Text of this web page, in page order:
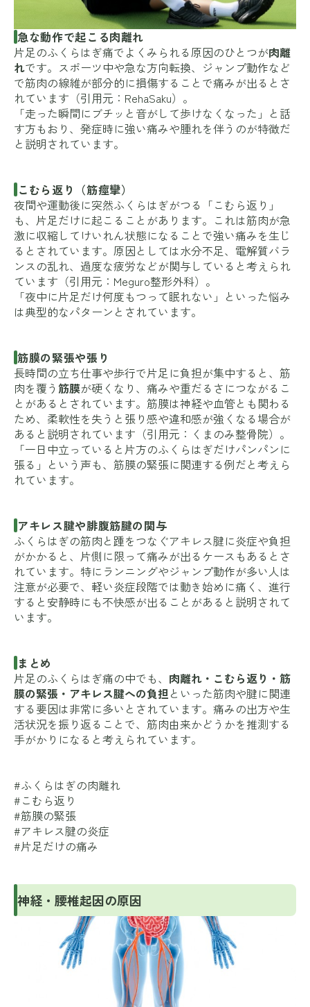
急な動作で起こる肉離れ
片足のふくらはぎ痛でよくみられる原因のひとつが肉離
れです。スポーツ中や急な方向転換、ジャンプ動作など
で筋肉の線維が部分的に損傷することで痛みが出るとさ
れています（引用元： RehaSaku）。
「走った瞬間にブチッと音がして歩けなくなった」と話
す方もおり、発症時に強い痛みや腫れを伴うのが特徴だ
と説明されています。
こむら返り（筋痙攣）
夜間や運動後に突然ふくらはぎがつる「こむら返り」
も、片足だけに起こることがあります。これは筋肉が急
激に収縮してけいれん状態になることで強い痛みを生じ
るとされています。原因としては水分不足、電解質バラ
ンスの乱れ、過度な疲労などが関与していると考えられ
ています（引用元： Meguro整形外科）。
「夜中に片足だけ何度もつって眠れない」といった悩み
は典型的なパターンとされています。
筋膜の緊張や張り
長時間の立ち仕事や歩行で片足に負担が集中すると、筋
肉を覆う 筋膜が硬くなり、痛みや重だるさにつながるこ
とがあるとされています。筋膜は神経や血管とも関わる
ため、柔軟性を失うと張り感や違和感が強くなる場合が
あると説明されています（引用元： くまのみ整骨院）。
「一日中立っていると片方のふくらはぎだけパンパンに
張る」という声も、筋膜の緊張に関連する例だと考えら
れています。
アキレス腱や腓腹筋腱の関与
ふくらはぎの筋肉と踵をつなぐアキレス腱に炎症や負担
がかかると、片側に限って痛みが出るケースもあるとさ
れています。特にランニングやジャンプ動作が多い人は
注意が必要で、軽い炎症段階では動き始めに痛く、進行
すると安静時にも不快感が出ることがあると説明されて
います。
まとめ
片足のふくらはぎ痛の中でも、 肉離れ・こむら返り・筋
膜の緊張・アキレス腱への負担といった筋肉や腱に関連
する要因は非常に多いとされています。痛みの出方や生
活状況を振り返ることで、筋肉由来かどうかを推測する
手がかりになると考えられています。
#ふくらはぎの肉離れ
#こむら返り
#筋膜の緊張
#アキレス腱の炎症
#片足だけの痛み
神経・腰椎起因の原因